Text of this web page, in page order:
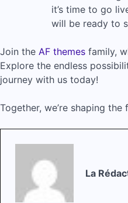
it’s time to go
will be ready to
Join the AF themes family,
Explore the endless
journey with us today!
Together, we’re shaping
La